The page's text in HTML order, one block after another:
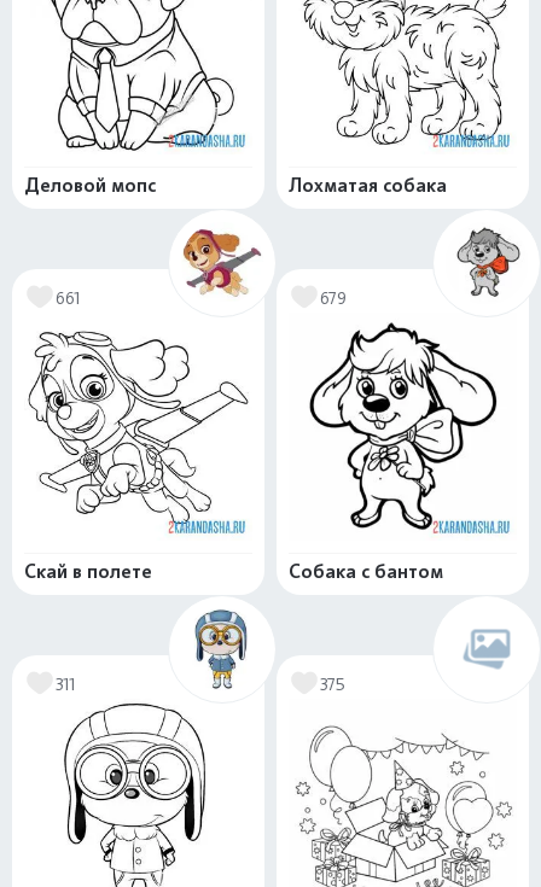
Деловой мопс Лохматая собака
661
Скай в полете
679
Собака с бантом
311 375